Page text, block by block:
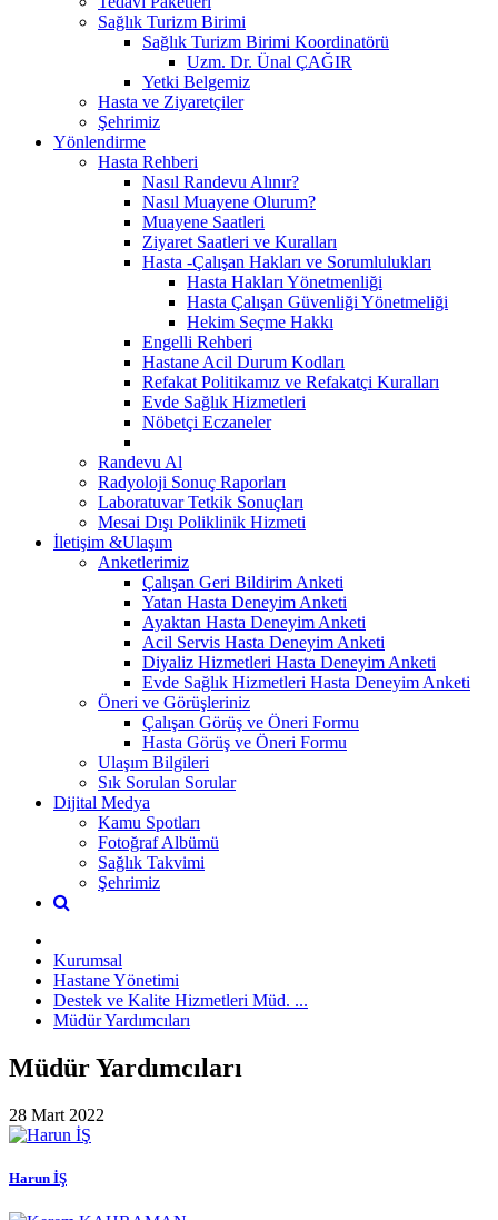
Sağlık Turizm Birimi
Sağlık Turizm Birimi Koordinatörü
Uzm. Dr. Ünal ÇAĞIR
Yetki Belgemiz
Hasta ve Ziyaretçiler
Şehrimiz
Yönlendirme
Hasta Rehberi
Nasıl Randevu Alınır?
Nasıl Muayene Olurum?
Muayene Saatleri
Ziyaret Saatleri ve Kuralları
Hasta -Çalışan Hakları ve Sorumlulukları
Hasta Hakları Yönetmenliği
Hasta Çalışan Güvenliği Yönetmeliği
Hekim Seçme Hakkı
Engelli Rehberi
Hastane Acil Durum Kodları
Refakat Politikamız ve Refakatçi Kuralları
Evde Sağlık Hizmetleri
Nöbetçi Eczaneler
Randevu Al
Radyoloji Sonuç Raporları
Laboratuvar Tetkik Sonuçları
Mesai Dışı Poliklinik Hizmeti
İletişim &Ulaşım
Anketlerimiz
Çalışan Geri Bildirim Anketi
Yatan Hasta Deneyim Anketi
Ayaktan Hasta Deneyim Anketi
Acil Servis Hasta Deneyim Anketi
Diyaliz Hizmetleri Hasta Deneyim Anketi
Evde Sağlık Hizmetleri Hasta Deneyim Anketi
Öneri ve Görüşleriniz
Çalışan Görüş ve Öneri Formu
Hasta Görüş ve Öneri Formu
Ulaşım Bilgileri
Sık Sorulan Sorular
Dijital Medya
Kamu Spotları
Fotoğraf Albümü
Sağlık Takvimi
Şehrimiz
Kurumsal
Hastane Yönetimi
Destek ve Kalite Hizmetleri Müd. ...
Müdür Yardımcıları
Müdür Yardımcıları
28 Mart 2022
Harun İŞ